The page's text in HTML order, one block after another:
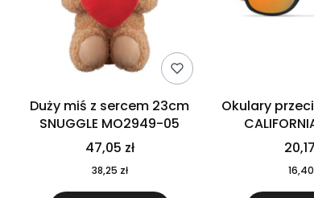
Duży miś z sercem 23cm
SNUGGLE MO2949-05
47,05 zł
38,25 zł
Okulary
16,40